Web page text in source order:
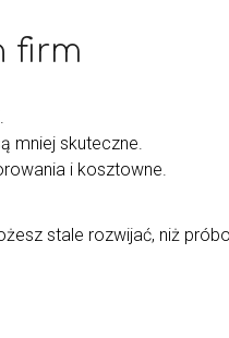
firm
mniej skuteczne.
i kosztowne.
stale rozwijać, niż